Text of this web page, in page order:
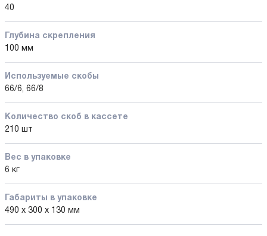
40
Глубина скрепления
100 мм
Используемые скобы
66/6, 66/8
Количество cкоб в кассете
210 шт
Вес в упаковке
6 кг
Габариты в упаковке
490 x 300 x 130 мм